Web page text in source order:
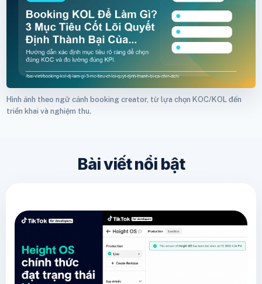
Hình ảnh theo ngữ cảnh booking creator, từ lựa chọn KOC/KOL đến
triển khai và nghiệm thu.
Bài viết nổi bật